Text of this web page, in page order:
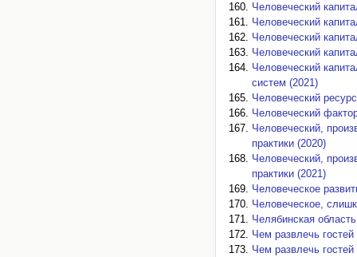
Человеческий
Человеческий
Человеческий
Человеческий
Человеческий
систем (2021)
Человеческий
Человеческий
Человеческий,
практики (2020)
Человеческий,
практики (2021)
Человеческое
Человеческое,
Челябинская
Чем развлечь гостей
Чем развлечь гостей